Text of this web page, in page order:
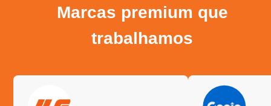
Marcas premium que
trabalhamos